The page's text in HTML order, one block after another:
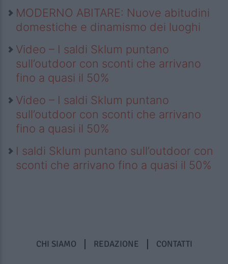
MODERNO ABITARE: Nuove abitudini
domestiche e dinamismo dei luoghi
Video – I saldi Sklum puntano
sull’outdoor con sconti che arrivano
fino a quasi il 50%
Video – I saldi Sklum puntano
sull’outdoor con sconti che arrivano
fino a quasi il 50%
I saldi Sklum puntano sull’outdoor con
sconti che arrivano fino a quasi il 50%
CHI SIAMO REDAZIONE CONTATTI